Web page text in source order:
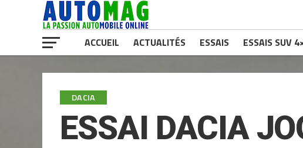
ACCUEIL ACTUALITÉS ESSAIS ESSAIS SUV
DACIA
ESSAI DACIA